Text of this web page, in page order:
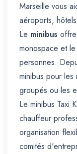
Marseille vous
aéroports,
Le minibus
monospace et
personnes.
minibus pour
groupés ou les
Le minibus Taxi
chauffeur
organisation
comités